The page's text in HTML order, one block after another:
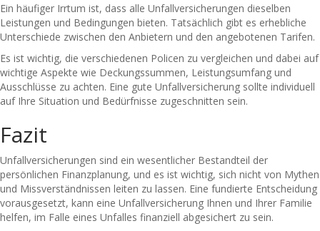
Ein häufiger Irrtum ist, dass alle Unfallversicherungen dieselben
Leistungen und Bedingungen bieten. Tatsächlich gibt es erhebliche
Unterschiede zwischen den Anbietern und den angebotenen Tarifen.
Es ist wichtig, die verschiedenen Policen zu vergleichen und dabei auf
wichtige Aspekte wie Deckungssummen, Leistungsumfang und
Ausschlüsse zu achten. Eine gute Unfallversicherung sollte individuell
auf Ihre Situation und Bedürfnisse zugeschnitten sein.
Fazit
Unfallversicherungen sind ein wesentlicher Bestandteil der
persönlichen Finanzplanung, und es ist wichtig, sich nicht von Mythen
und Missverständnissen leiten zu lassen. Eine fundierte Entscheidung
vorausgesetzt, kann eine Unfallversicherung Ihnen und Ihrer Familie
helfen, im Falle eines Unfalles finanziell abgesichert zu sein.